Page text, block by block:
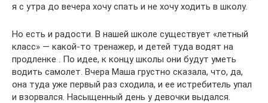
я с утра до вечера хочу спать и не хочу ходить в школу.
Но есть и радости. В нашей школе существует «летный
класс» — какой-то тренажер, и детей туда водят на
продленке . По идее, к концу школы они будут уметь
водить самолет. Вчера Маша грустно сказала, что, да,
она туда уже первый раз сходила, и ее истребитель упал
и взорвался. Насыщенный день у девочки выдался.